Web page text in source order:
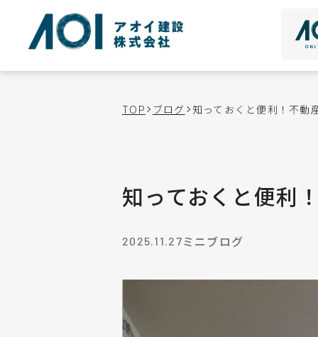
TOP ブログ 知っておくと便利！不動
知っておくと便利
2025.11.27ミニブログ